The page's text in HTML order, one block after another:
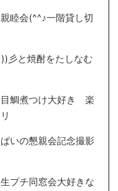
睦会(^^♪一階貸し切
彡と焼酎をたしなむ
目鯛煮つけ大好き 楽
いの懇親会記念撮影
プチ同窓会大好きな